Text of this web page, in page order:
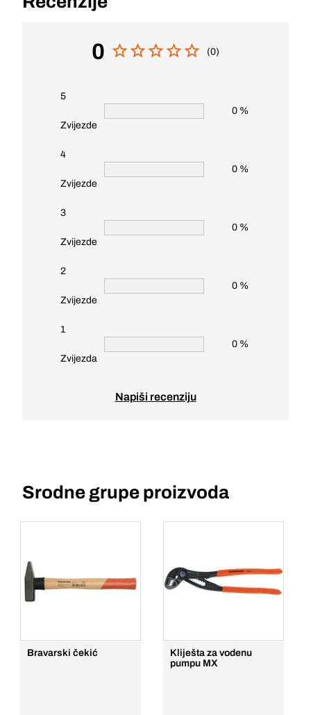
0 (0)
5
Zvijezde
0 %
4
Zvijezde
0 %
3
Zvijezde
0 %
2
Zvijezde
0 %
1
Zvijezda
0 %
Napiši recenziju
Srodne grupe proizvoda
Bravarski čekić
Kliješta za vodenu
pumpu MX